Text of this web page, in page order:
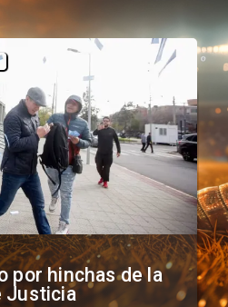
con Colo
arquero